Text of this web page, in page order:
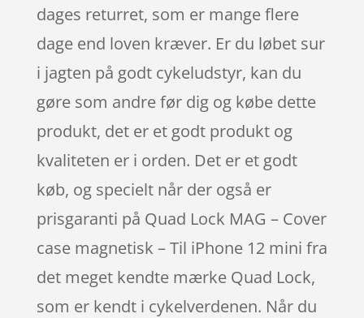
dages returret, som er mange flere
dage end loven kræver. Er du løbet sur
i jagten på godt cykeludstyr, kan du
gøre som andre før dig og købe dette
produkt, det er et godt produkt og
kvaliteten er i orden. Det er et godt
køb, og specielt når der også er
prisgaranti på Quad Lock MAG – Cover
case magnetisk – Til iPhone 12 mini fra
det meget kendte mærke Quad Lock,
som er kendt i cykelverdenen. Når du